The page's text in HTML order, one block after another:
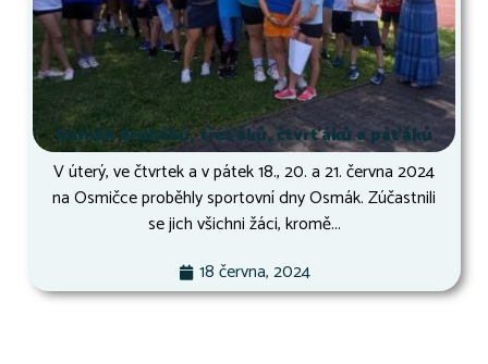
Osmák druháků, třeťáků, čtvrťáků a páťáků
V úterý, ve čtvrtek a v pátek 18., 20. a 21. června 2024
na Osmičce proběhly sportovní dny Osmák. Zúčastnili
se jich všichni žáci, kromě...
18 června, 2024